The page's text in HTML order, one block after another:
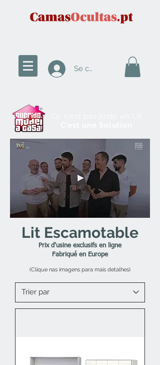
Se connecter
Lit Escamotable
Prix d'usine exclusifs en ligne
Fabriqué en Europe
(Clique nas imagens para mais detalhes)